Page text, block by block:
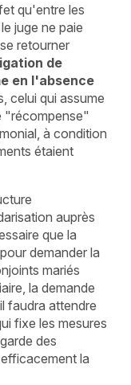
qu'entre les
juge ne paie
retourner
de
en l'absence
celui qui assume
"récompense"
à condition
étaient
auprès
que la
demander la
mariés
la demande
faudra attendre
fixe les mesures
des
la